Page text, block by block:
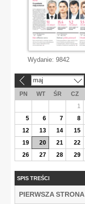
Wydanie: 9842
maj
PN WT ŚR CZ
1
5
6 7 8
12
13 14 15
19
20 21 22
26
27 28 29
SPIS TREŚCI
PIERWSZA STRONA